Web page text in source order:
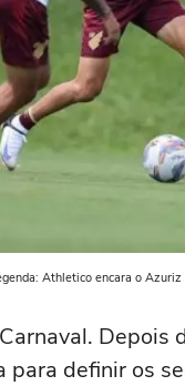
Athletico encara o
Depois
para definir os